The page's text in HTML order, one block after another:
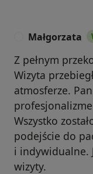
Małgorzata
Z pełnym
Wizyta
atmosferze.
Wszystko
podejście do
i indywidualne.
wizyty.